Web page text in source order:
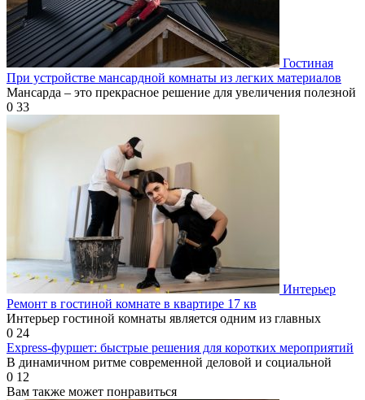
Гостиная
При устройстве мансардной комнаты из легких материалов
Мансарда – это прекрасное решение для увеличения полезной
0 33
Интерьер
Ремонт в гостиной комнате в квартире 17 кв
Интерьер гостиной комнаты является одним из главных
0 24
Express-фуршет: быстрые решения для коротких мероприятий
В динамичном ритме современной деловой и социальной
0 12
Вам также может понравиться